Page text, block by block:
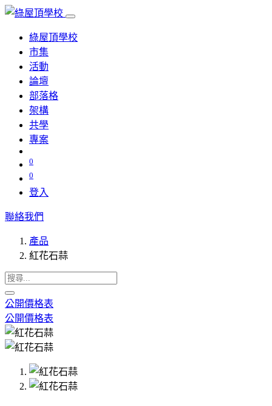
綠屋頂學校
市集
活動
論壇
部落格
架構
共學
專案
0
0
登入
聯絡我們
產品
紅花石蒜
公開價格表
公開價格表